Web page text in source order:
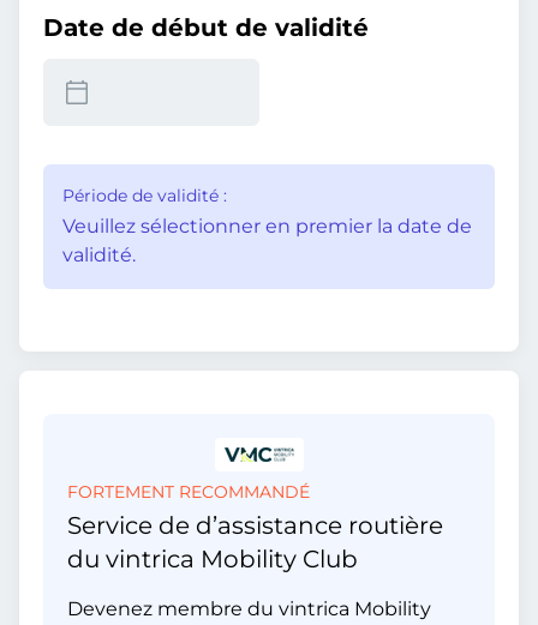
Date de début de validité
Période de validité :
Veuillez sélectionner en premier la date de
validité.
FORTEMENT RECOMMANDÉ
Service de d’assistance routière
du vintrica Mobility Club
Devenez membre du vintrica Mobility